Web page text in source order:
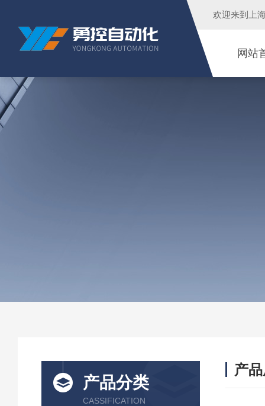
欢迎来到 上
网站
产品分类
CASSIFICATION
产